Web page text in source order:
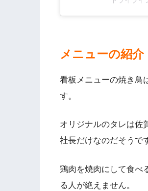
メニューの紹介
看板メニューの焼き鳥
す。
オリジナルのタレは佐
社長だけなのだそうで
鶏肉を焼肉にして食べ
る人が絶えません。